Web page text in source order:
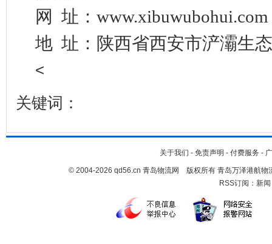
网 址： www.xibuwubohui.com
地 址：陕西省西安市浐灞生
<
关键词：
关于我们 - 免责声明 - 付费服务 -
© 2004-2026 qd56.cn 青岛物流网 版权所有 青岛万泽港航物
RSS订阅： 新闻